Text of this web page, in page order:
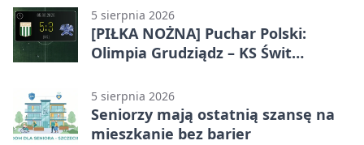
5 sierpnia 2026
[PIŁKA NOŻNA] Puchar Polski:
Olimpia Grudziądz – KS Świt
stracił dwubramkowe prowadzenie
5 sierpnia 2026
Seniorzy mają ostatnią szansę na
mieszkanie bez barier